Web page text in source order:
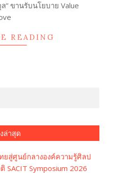
” ขานรับนโยบาย Value
READING
ล่าสุด
ยสู่ศูนย์กลางองค์ความรู้ศิลป
SACIT Symposium 2026